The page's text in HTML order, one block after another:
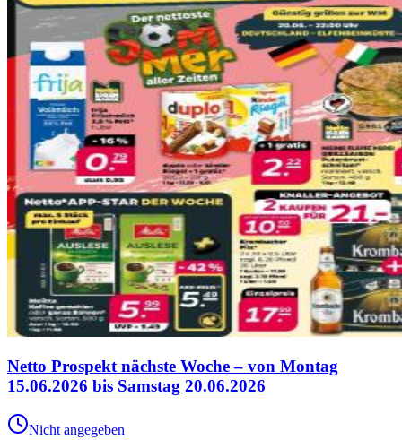
Netto Prospekt nächste Woche – von Montag
15.06.2026 bis Samstag 20.06.2026
Nicht angegeben